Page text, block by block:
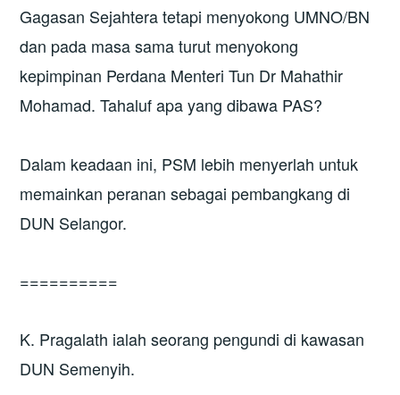
Gagasan Sejahtera tetapi menyokong UMNO/BN
dan pada masa sama turut menyokong
kepimpinan Perdana Menteri Tun Dr Mahathir
Mohamad. Tahaluf apa yang dibawa PAS?
Dalam keadaan ini, PSM lebih menyerlah untuk
memainkan peranan sebagai pembangkang di
DUN Selangor.
==========
K. Pragalath ialah seorang pengundi di kawasan
DUN Semenyih.